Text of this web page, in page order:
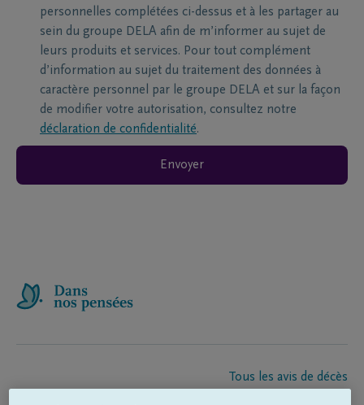
personnelles complétées ci-dessus et à les partager au
sein du groupe DELA afin de m’informer au sujet de
leurs produits et services. Pour tout complément
d’information au sujet du traitement des données à
caractère personnel par le groupe DELA et sur la façon
de modifier votre autorisation, consultez notre
déclaration de confidentialité.
Envoyer
Tous les avis de décès